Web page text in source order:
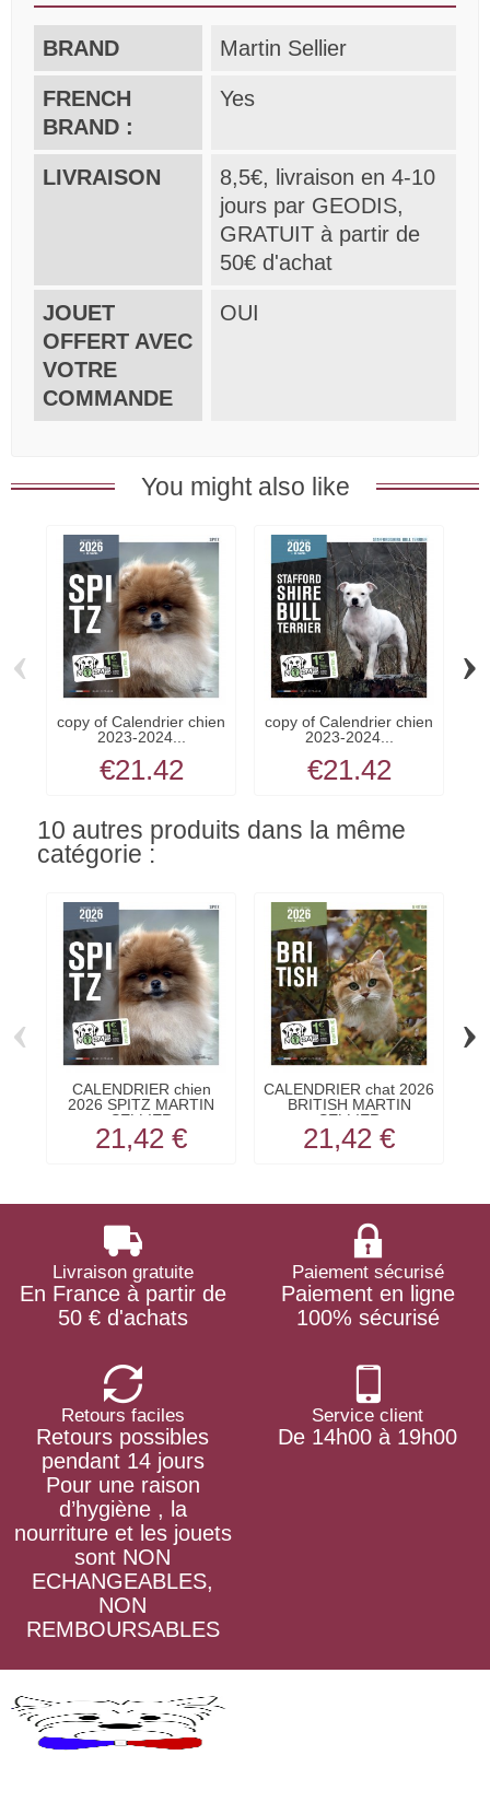
BRAND Martin Sellier
FRENCH
BRAND :
Yes
LIVRAISON
8,5€, livraison en 4-10
jours par GEODIS,
GRATUIT à partir de
50€ d'achat
JOUET
OFFERT AVEC
VOTRE
COMMANDE
OUI
You might also like
copy of Calendrier chien
2023-2024...
€21.42
copy of Calendrier chien
2023-2024...
€21.42
‹ ›
10 autres produits dans la même
catégorie :
CALENDRIER chien
2026 SPITZ MARTIN
SELLIER
21,42 €
CALENDRIER chat 2026
BRITISH MARTIN
SELLIER
21,42 €
‹ ›
Livraison gratuite
En France à partir de
50 € d'achats
Paiement sécurisé
Paiement en ligne
100% sécurisé
Retours faciles
Retours possibles
pendant 14 jours
Pour une raison
d’hygiène , la
nourriture et les jouets
sont NON
ECHANGEABLES,
NON
REMBOURSABLES
Service client
De 14h00 à 19h00